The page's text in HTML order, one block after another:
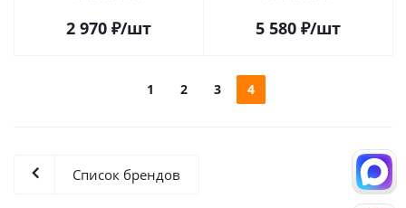
2 970 ₽/шт 5 580 ₽/шт
1 2 3 4
Список брендов